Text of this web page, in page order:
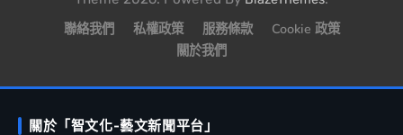
聯絡我們 私權政策 服務條款
Cookie 政策
關於我們
關於「智文化-藝文新聞平台」